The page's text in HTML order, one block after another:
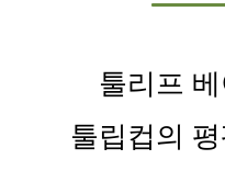
툴리프
툴립컵의